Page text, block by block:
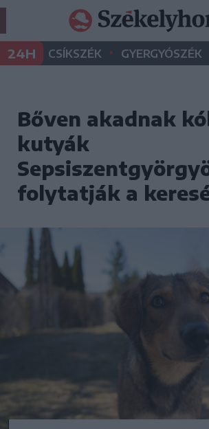
24H CSÍKSZÉK • GYERGYÓSZÉK
Bőven akadnak
kutyák
folytatják a